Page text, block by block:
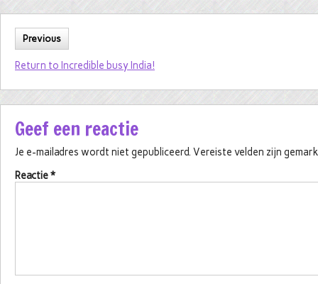
Previous
Return to Incredible busy India!
Geef een reactie
Je e-mailadres wordt niet gepubliceerd. Vereiste velden zijn
Reactie*